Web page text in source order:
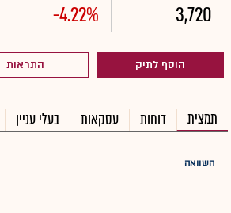
3,720
-4.22%
הוסף לתיק התראות
תמצית דוחות עסקאות בעלי עניין
השוואה